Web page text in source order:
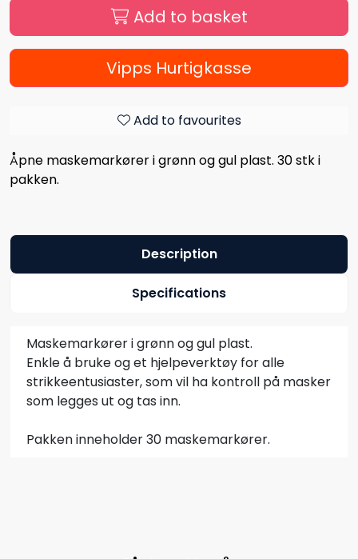
Add to basket
Vipps Hurtigkasse
Add to favourites
Åpne maskemarkører i grønn og gul plast. 30 stk i
pakken.
Description
Specifications
Maskemarkører i grønn og gul plast.
Enkle å bruke og et hjelpeverktøy for alle
strikkeentusiaster, som vil ha kontroll på masker
som legges ut og tas inn.
Pakken inneholder 30 maskemarkører.